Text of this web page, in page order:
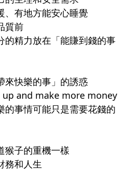
、有地方能安心睡覺
質前
的精力放在「能賺到錢的事
來快樂的事」的誘惑
up and make more money
的事情可能只是需要花錢的
猴子的重機一樣
務和人生